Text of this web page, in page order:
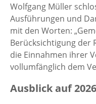
Wolfgang Müller
Ausführungen und
mit den Worten:
Berücksichtigung der
die Einnahmen ihrer
vollumfänglich dem
Ausblick auf 2026